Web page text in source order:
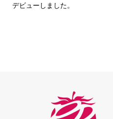
デビューしました。